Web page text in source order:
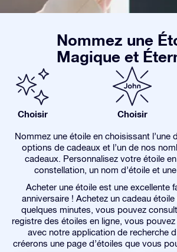
Nommez une
Magique et
Choisir Choisir
Nommez une étoile en choisissant l’une
options de cadeaux et l’un de nos
cadeaux. Personnalisez votre étoile
constellation, un nom d’étoile et
Acheter une étoile est une excellente
anniversaire ! Achetez un cadeau
quelques minutes, vous pouvez
registre des étoiles en ligne, vous
avec notre application de recherche
créerons une page d’étoiles que vous